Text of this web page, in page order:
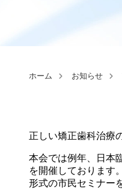
ホーム お知らせ
正しい矯正歯科治療
本会では例年、日本
を開催しております
形式の市民セミナー